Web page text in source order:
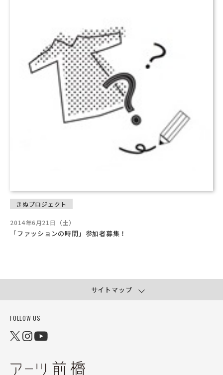
きぬプロジェクト
2014年6月21日（土）
「ファッションの時間」参加者募集！
サイトマップ
FOLLOW US